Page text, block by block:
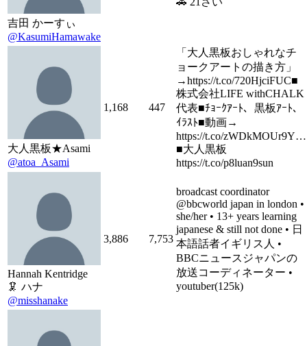
吉田 かーすぃ
@KasumiHamawake
大人黒板★Asami
@atoa_Asami
1,168 447
「大人黒板おしゃれなチ
ョークアートの描き方」
→https://t.co/720HjciFUC■
株式会社LIFE withCHALK
代表■ﾁｮｰｸｱｰﾄ、黒板ｱｰﾄ、
ｲﾗｽﾄ■動画→
https://t.co/zWDkMOUr9Y…
■大人黒板
https://t.co/p8luan9sun
Hannah Kentridge
🦑 ハナ
@misshanake
3,886 7,753
broadcast coordinator
@bbcworld japan in london •
she/her • 13+ years learning
japanese & still not done • 日
本語話者イギリス人 •
BBCニュースジャパンの
放送コーディネーター •
youtuber(125k)